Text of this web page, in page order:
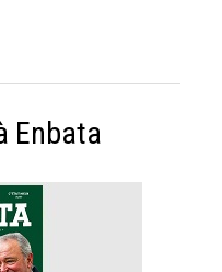
Enbata